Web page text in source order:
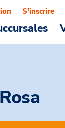
S'inscrire